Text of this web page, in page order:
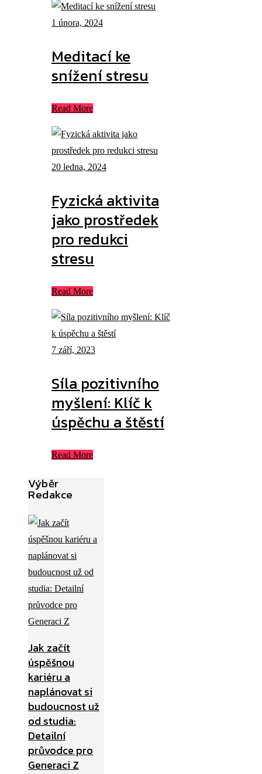
1 února, 2024
Meditací ke
snížení stresu
Read More
20 ledna, 2024
Fyzická aktivita
jako prostředek
pro redukci
stresu
Read More
7 září, 2023
Síla pozitivního
myšlení: Klíč k
úspěchu a štěstí
Read More
Výběr
Redakce
Jak začít
úspěšnou
kariéru a
naplánovat si
budoucnost už
od studia:
Detailní
průvodce pro
Generaci Z